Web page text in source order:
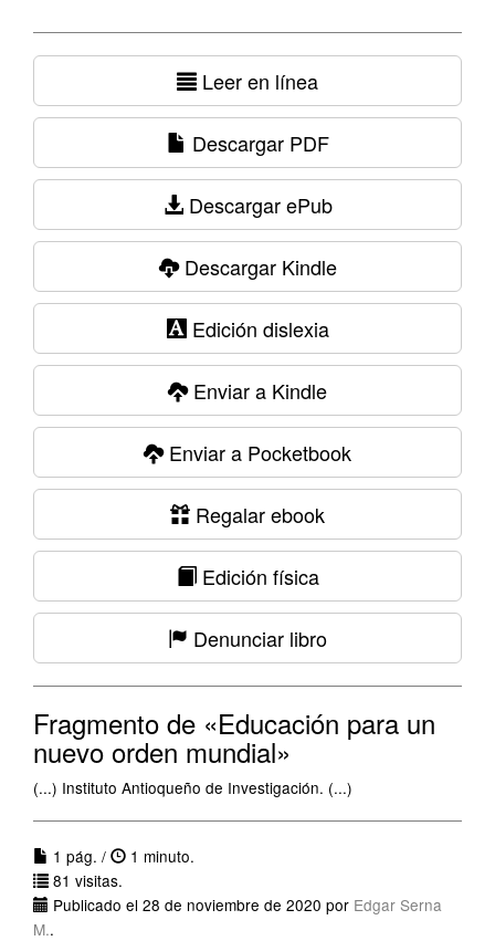
Leer en línea
Descargar PDF
Descargar ePub
Descargar Kindle
Edición dislexia
Enviar a Kindle
Enviar a Pocketbook
Regalar ebook
Edición física
Denunciar libro
Fragmento de «Educación para un
nuevo orden mundial»
(...) Instituto Antioqueño de Investigación. (...)
1 pág. /
1 minuto.
81 visitas.
Publicado el 28 de noviembre de 2020 por Edgar Serna
M..